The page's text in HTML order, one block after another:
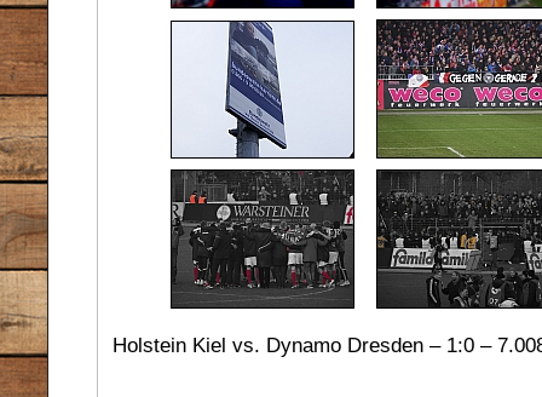
Holstein Kiel vs. Dynamo Dresden – 1:0 –